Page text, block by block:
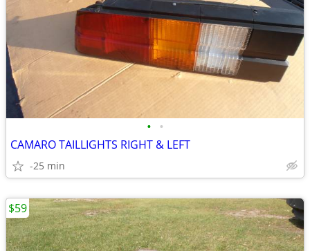
• •
CAMARO TAILLIGHTS RIGHT & LEFT
-25 min
$59